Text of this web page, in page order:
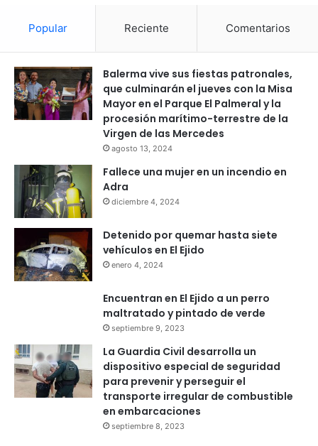
Popular Reciente Comentarios
Balerma vive sus fiestas patronales,
que culminarán el jueves con la Misa
Mayor en el Parque El Palmeral y la
procesión marítimo-terrestre de la
Virgen de las Mercedes
agosto 13, 2024
Fallece una mujer en un incendio en
Adra
diciembre 4, 2024
Detenido por quemar hasta siete
vehículos en El Ejido
enero 4, 2024
Encuentran en El Ejido a un perro
maltratado y pintado de verde
septiembre 9, 2023
La Guardia Civil desarrolla un
dispositivo especial de seguridad
para prevenir y perseguir el
transporte irregular de combustible
en embarcaciones
septiembre 8, 2023